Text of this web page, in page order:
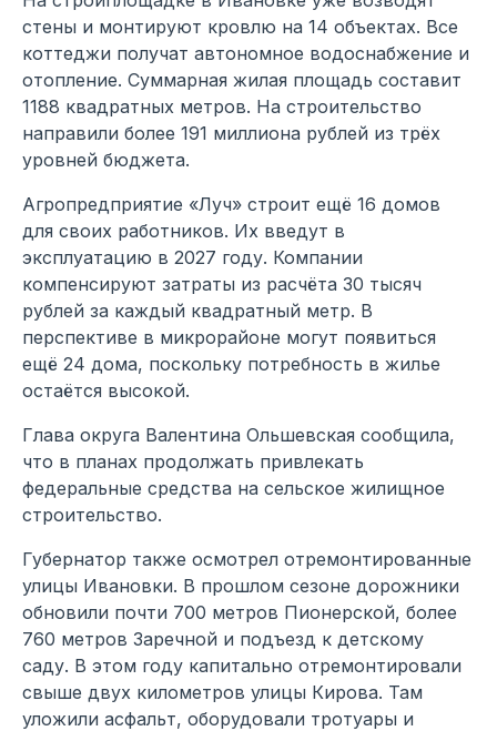
стены и монтируют кровлю на 14 объектах. Все
коттеджи получат автономное водоснабжение и
отопление. Суммарная жилая площадь составит
1188 квадратных метров. На строительство
направили более 191 миллиона рублей из трёх
уровней бюджета.
Агропредприятие «Луч» строит ещё 16 домов
для своих работников. Их введут в
эксплуатацию в 2027 году. Компании
компенсируют затраты из расчёта 30 тысяч
рублей за каждый квадратный метр. В
перспективе в микрорайоне могут появиться
ещё 24 дома, поскольку потребность в жилье
остаётся высокой.
Глава округа Валентина Ольшевская сообщила,
что в планах продолжать привлекать
федеральные средства на сельское жилищное
строительство.
Губернатор также осмотрел отремонтированные
улицы Ивановки. В прошлом сезоне дорожники
обновили почти 700 метров Пионерской, более
760 метров Заречной и подъезд к детскому
саду. В этом году капитально отремонтировали
свыше двух километров улицы Кирова. Там
уложили асфальт, оборудовали тротуары и